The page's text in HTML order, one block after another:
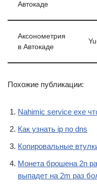
Автокаде
Аксонометрия
в Автокаде
Похожие публикации:
Nahimic service exe
Как узнать ip по dns
Копировальные
Монета брошена 2n
выпадет на 2m раз